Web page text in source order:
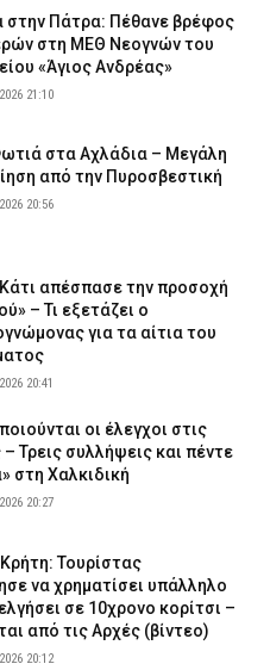
στην Πάτρα: Πέθανε βρέφος
στη ΜΕΘ Νεογνών του
«Άγιος Ανδρέας»
21:10
στα Αχλάδια – Μεγάλη
από την Πυροσβεστική
20:56
απέσπασε την προσοχή
– Τι εξετάζει ο
για τα αίτια του
20:41
οι έλεγχοι στις
Τρεις συλλήψεις και πέντε
στη Χαλκιδική
20:27
Τουρίστας
να χρηματίσει υπάλληλο
σε 10χρονο κορίτσι –
από τις Αρχές (βίντεο)
20:12